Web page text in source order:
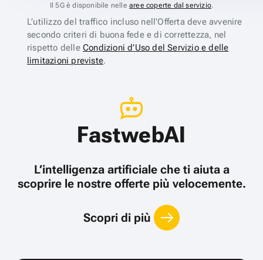
Il 5G è disponibile nelle aree coperte dal servizio.
L’utilizzo del traffico incluso nell’Offerta deve avvenire
secondo criteri di buona fede e di correttezza, nel
rispetto delle Condizioni d’Uso del Servizio e delle
limitazioni previste.
FastwebAI
L’intelligenza artificiale che ti aiuta a
scoprire le nostre offerte più velocemente.
Scopri di più